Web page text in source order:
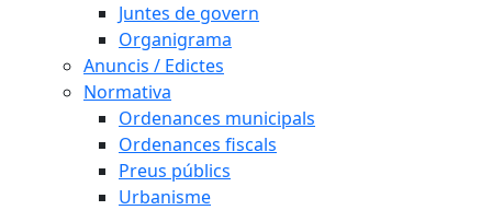
Juntes de govern
Organigrama
Anuncis / Edictes
Normativa
Ordenances municipals
Ordenances fiscals
Preus públics
Urbanisme